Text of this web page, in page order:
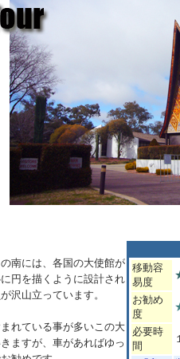
移動容
易度
お勧め
度
必要時
間
南には、各国の大使館が
円を描くように設計され
沢山立っています。
れている事が多いこの大
ますが、車があればゆっ